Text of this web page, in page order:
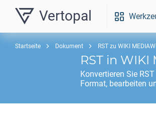
Vertopal
Startseite Dokument RST zu WIKI
RST in WIKI
Konvertieren Sie RST
Format, bearbeiten